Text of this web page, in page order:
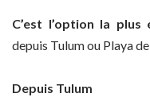
C’est l’option la plus
depuis Tulum ou Playa
Depuis Tulum